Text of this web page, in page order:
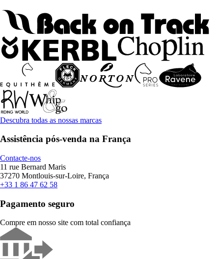
Descubra todas as nossas marcas
Assistência pós-venda na França
Contacte-nos
11 rue Bernard Maris
37270 Montlouis-sur-Loire, França
+33 1 86 47 62 58
Pagamento seguro
Compre em nosso site com total confiança